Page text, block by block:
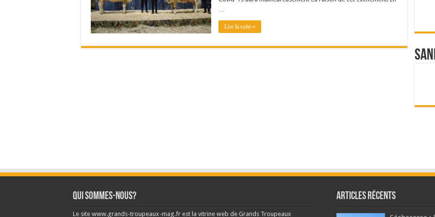
Lire la suite »
Qui sommes-nous?
Le site www.grands-troupeaux-mag.fr est la vitrine web de Grands Troupeaux
Articles récents